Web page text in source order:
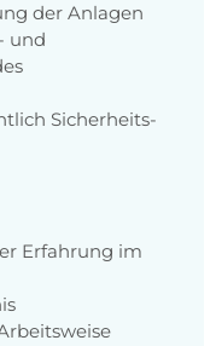
der Anlagen
und
Sicherheits-
Erfahrung im